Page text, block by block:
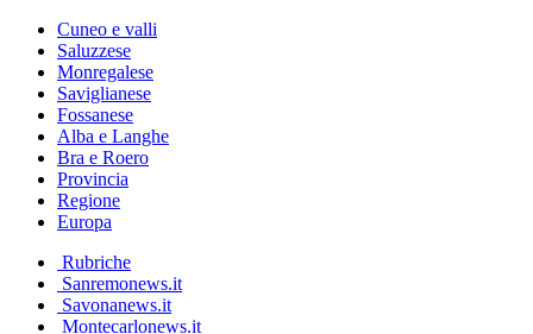
Cuneo e valli
Saluzzese
Monregalese
Saviglianese
Fossanese
Alba e Langhe
Bra e Roero
Provincia
Regione
Europa
Rubriche
Sanremonews.it
Savonanews.it
Montecarlonews.it